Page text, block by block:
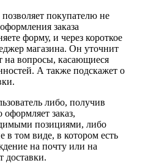
покупателю не
заказа
форму, и через короткое
магазина. Он уточнит
на вопросы, касающиеся
А также подскажет о
либо, получив
оформляет заказ,
позициями, либо
в том виде, в котором есть
на почту или на
доставки.